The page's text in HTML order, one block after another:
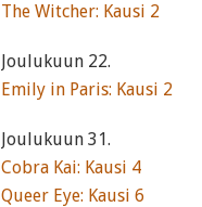
The Witcher: Kausi 2
Joulukuun 22.
Emily in Paris: Kausi 2
Joulukuun 31.
Cobra Kai: Kausi 4
Queer Eye: Kausi 6